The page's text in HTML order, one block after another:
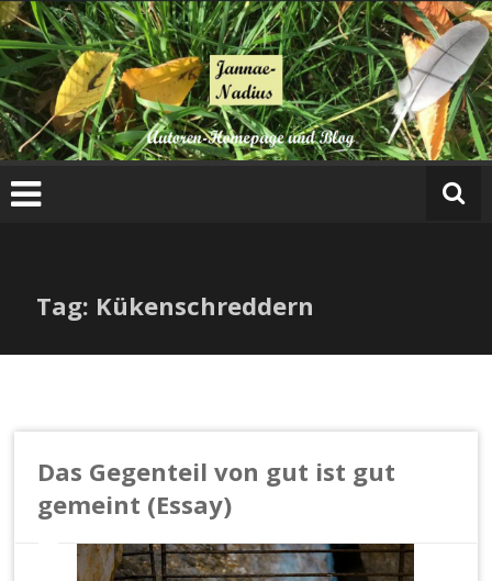
Zum
Inhalt
springen
Tag: Kükenschreddern
Das Gegenteil von gut ist gut
gemeint (Essay)